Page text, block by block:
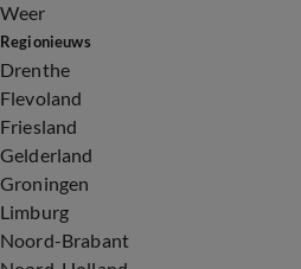
Weer
Regionieuws
Drenthe
Flevoland
Friesland
Gelderland
Groningen
Limburg
Noord-Brabant